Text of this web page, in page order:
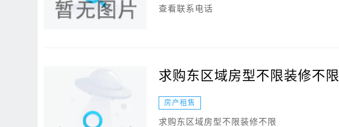
查看联系电话
求购东区域房型不限装修不限
房产租售
求购东区域房型不限装修不限